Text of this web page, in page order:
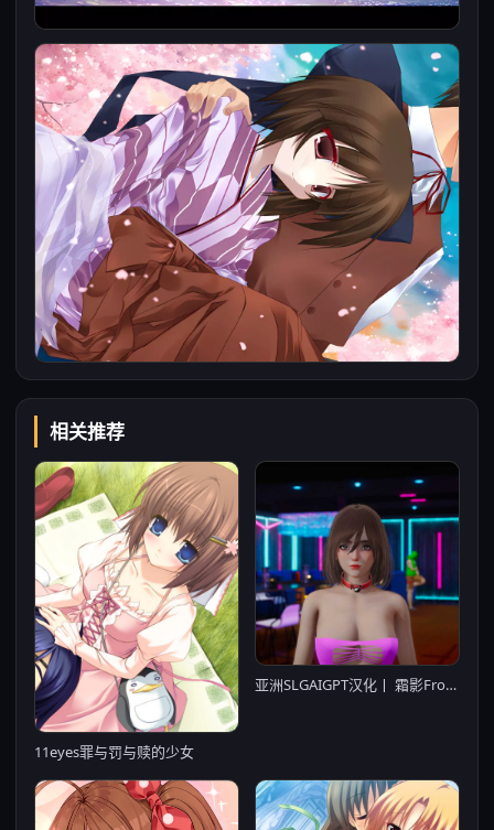
相关推荐
11eyes罪与罚与赎的少女
亚洲SLGAIGPT汉化丨 霜影Frostshade v0.4【20240502】